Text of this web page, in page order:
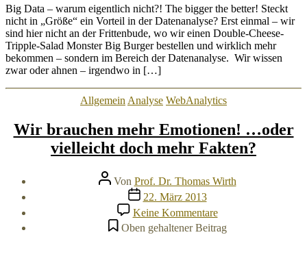
Mr.
Big
Big Data – warum eigentlich nicht?! The bigger the better! Steckt
nicht in „Größe“ ein Vorteil in der Datenanalyse? Erst einmal – wir
sind hier nicht an der Frittenbude, wo wir einen Double-Cheese-
Tripple-Salad Monster Big Burger bestellen und wirklich mehr
bekommen – sondern im Bereich der Datenanalyse. Wir wissen
zwar oder ahnen – irgendwo in […]
Kategorien
Allgemein Analyse WebAnalytics
Wir brauchen mehr Emotionen! …oder
vielleicht doch mehr Fakten?
Beitragsautor
Von Prof. Dr. Thomas Wirth
Veröffentlichungsdatum
22. März 2013
Keine Kommentarezu
Wir
brauchen
Oben gehaltener Beitrag